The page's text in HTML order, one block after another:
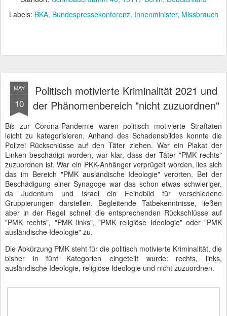
Labels: BKA Bundespressekonferenz Innenminister Missbrauch
MAY
10
Politisch motivierte Kriminalität 2021 und
der Phänomenbereich "nicht zuzuordnen"
Bis zur Corona-Pandemie waren politisch motivierte Straftaten
leicht zu kategorisieren. Anhand des Schadensbildes konnte die
Polizei Rückschlüsse auf den Täter ziehen. War ein Plakat der
Linken beschädigt worden, war klar, dass der Täter "PMK rechts"
zuzuordnen ist. War ein PKK-Anhänger verprügelt worden, lies sich
das im Bereich "PMK ausländische Ideologie" verorten. Bei der
Beschädigung einer Synagoge war das schon etwas schwieriger,
da Judentum und Israel ein Feindbild für verschiedene
Gruppierungen darstellen. Begleitende Tatbekenntnisse, ließen
aber in der Regel schnell die entsprechenden Rückschlüsse auf
"PMK rechts", "PMK links", "PMK religiöse Ideologie" oder "PMK
ausländische Ideologie" zu.
Die Abkürzung PMK steht für die politisch motivierte Kriminalität, die
bisher in fünf Kategorien eingeteilt wurde: rechts, links,
ausländische Ideologie, religiöse Ideologie und nicht zuzuordnen.